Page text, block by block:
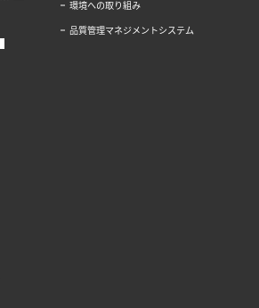
環境への取り組み
品質管理マネジメントシステム